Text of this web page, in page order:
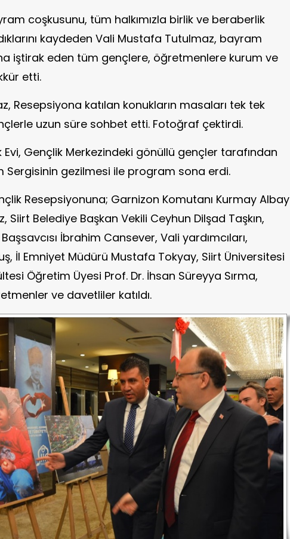
coşkusunu, tüm halkımızla birlik ve beraberlik
kaydeden Vali Mustafa Tutulmaz, bayram
iştirak eden tüm gençlere, öğretmenlere kurum ve
etti.
Resepsiyona katılan konukların masaları tek tek
uzun süre sohbet etti. Fotoğraf çektirdi.
Evi, Gençlik Merkezindeki gönüllü gençler tarafından
Sergisinin gezilmesi ile program sona erdi.
Resepsiyonuna; Garnizon Komutanı Kurmay Albay
Siirt Belediye Başkan Vekili Ceyhun Dilşad Taşkın,
İbrahim Cansever, Vali yardımcıları,
İl Emniyet Müdürü Mustafa Tokyay, Siirt Üniversitesi
Öğretim Üyesi Prof. Dr. İhsan Süreyya Sırma,
ve davetliler katıldı.